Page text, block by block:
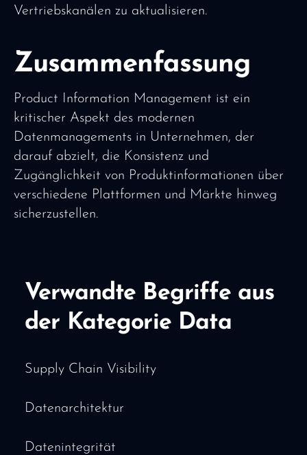
Vertriebskanälen zu aktualisieren.
Zusammenfassung
Product Information Management ist ein
kritischer Aspekt des modernen
Datenmanagements in Unternehmen, der
darauf abzielt, die Konsistenz und
Zugänglichkeit von Produktinformationen über
verschiedene Plattformen und Märkte hinweg
sicherzustellen.
Verwandte Begriffe aus
der Kategorie Data
Supply Chain Visibility
Datenarchitektur
Datenintegrität